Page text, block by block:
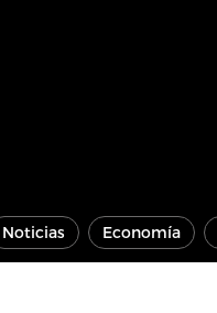
Noticias Economía